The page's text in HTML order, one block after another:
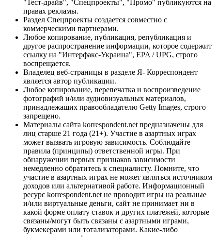
"Тест-драйв", "Спецпроекты", "Промо" публикуются на
правах рекламы.
Раздел Спецпроекты создается совместно с
коммерческими партнерами.
Любое копирование, публикация, републикация и
другое распространение информации, которое содержит
ссылку на "Интерфакс-Украина", EPA / UPG, строго
воспрещается.
Владелец веб-страницы в разделе Я- Корреспондент
является автор публикации.
Любое копирование, перепечатка и воспроизведение
фотографий и/или аудиовизуальных материалов,
принадлежащих правообладателю Getty Images, строго
запрещено.
Материалы сайта korrespondent.net предназначены для
лиц старше 21 года (21+). Участие в азартных играх
может вызвать игровую зависимость. Соблюдайте
правила (принципы) ответственной игры. При
обнаружении первых признаков зависимости
немедленно обратитесь к специалисту. Помните, что
участие в азартных играх не может являться источником
доходов или альтернативой работе. Информационный
ресурс korrespondent.net не проводит игры на реальные
и/или виртуальные деньги, сайт не принимает ни в
какой форме оплату ставок и других платежей, которые
связаны/могут быть связаны с азартными играми,
букмекерами или тотализаторами. Какие-либо